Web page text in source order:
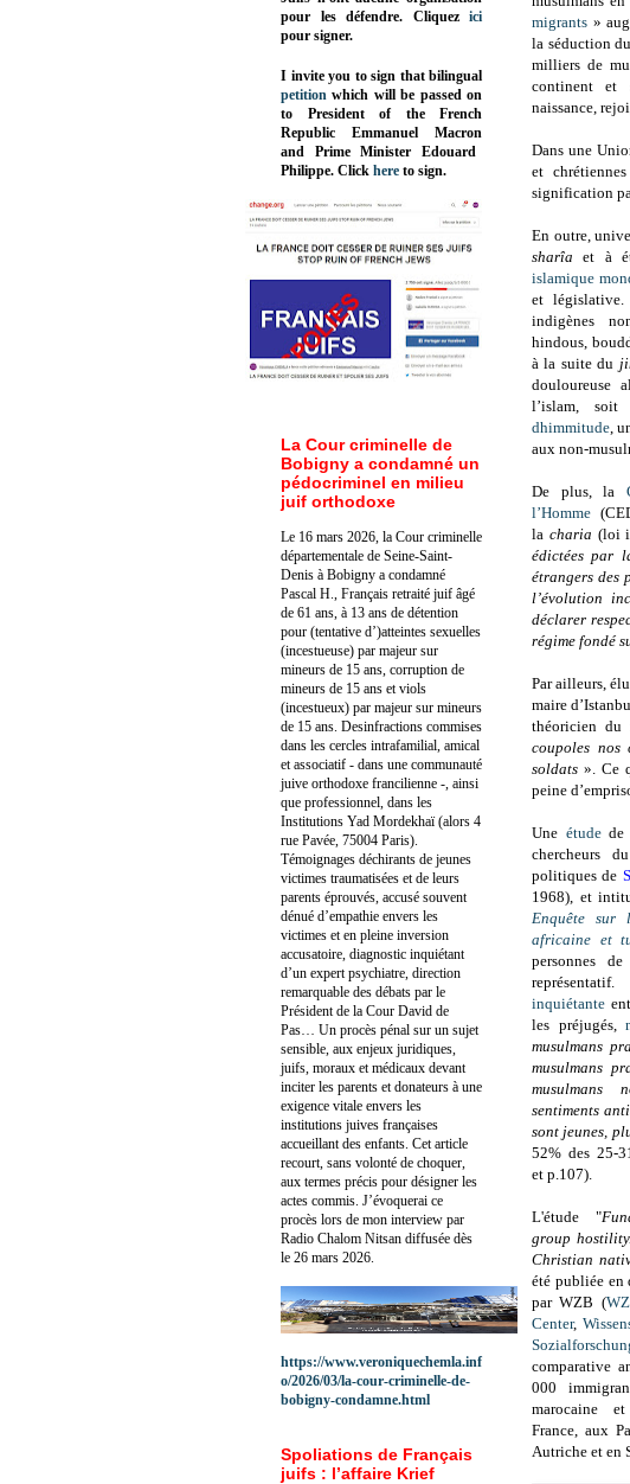
migrants »
la séduction du
milliers de
continent et
naissance,
Dans une
et
signification
En outre,
sharîa et à
islamique
et législative.
indigènes
hindous,
à la suite du
douloureuse
l’islam,
dhimmitude,
aux non-
De plus, la
l’Homme
la charia (loi
édictées par
étrangers des
l’évolution
déclarer
régime fondé
Par ailleurs,
maire
théoricien du
coupoles nos
soldats». Ce
peine
Une étudede
chercheurs
politiques de
1968), et
Enquête sur
africaine et
personnes
représentatif.
inquiétante
les préjugés,
musulmans
musulmans
musulmans
sentiments
sont jeunes,
52% des 25-
et p.107).
L'étude "
group
Christian
été publiée en
par WZB (
Center,
comparative
000
marocaine
France, aux
Autriche et en
pour les défendre. Cliquez
ici
pour signer.
I invite you to sign that bilingual
petition which will be passed on
to President of the French
Republic Emmanuel Macron
and Prime Minister Edouard
Philippe. Click here to sign.
La Cour criminelle de
Bobigny a condamné un
pédocriminel en milieu
juif orthodoxe
Le 16 mars 2026, la Cour criminelle
départementale de Seine-Saint-
Denis à Bobigny a condamné
Pascal H., Français retraité juif âgé
de 61 ans, à 13 ans de détention
pour (tentative d’)atteintes sexuelles
(incestueuse) par majeur sur
mineurs de 15 ans, corruption de
mineurs de 15 ans et viols
(incestueux) par majeur sur mineurs
de 15 ans. Desinfractions commises
dans les cercles intrafamilial, amical
et associatif - dans une communauté
juive orthodoxe francilienne -, ainsi
que professionnel, dans les
Institutions Yad Mordekhaï (alors 4
rue Pavée, 75004 Paris).
Témoignages déchirants de jeunes
victimes traumatisées et de leurs
parents éprouvés, accusé souvent
dénué d’empathie envers les
victimes et en pleine inversion
accusatoire, diagnostic inquiétant
d’un expert psychiatre, direction
remarquable des débats par le
Président de la Cour David de
Pas… Un procès pénal sur un sujet
sensible, aux enjeux juridiques,
juifs, moraux et médicaux devant
inciter les parents et donateurs à une
exigence vitale envers les
institutions juives françaises
accueillant des enfants. Cet article
recourt, sans volonté de choquer,
aux termes précis pour désigner les
actes commis. J’évoquerai ce
procès lors de mon interview par
Radio Chalom Nitsan diffusée dès
le 26 mars 2026.
https://www.veroniquechemla.inf
o/2026/03/la-cour-criminelle-de-
bobigny-condamne.html
Spoliations de Français
juifs : l’affaire Krief